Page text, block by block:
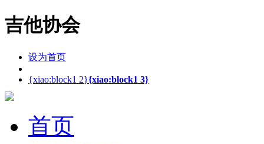
吉他协会
设为首页
{xiao:block1 2}{xiao:block1 3}
首页